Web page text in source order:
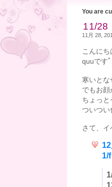
You are
11/28
11月 28,
こんに
quuです
寒いとな
でもお顔
ちょっ
ついつい
さて、
1
1/